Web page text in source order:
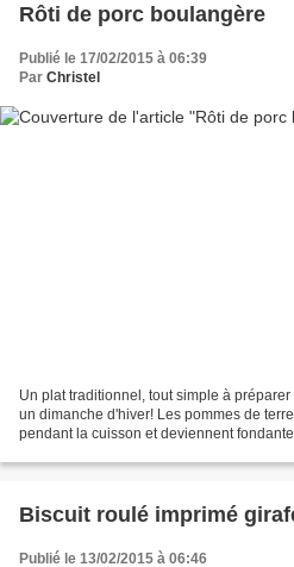
Rôti de porc boulangère
Publié le 17/02/2015 à 06:39
Par Christel
Un plat traditionnel, tout simple à
un dimanche d'hiver! Les pommes de
pendant la cuisson et deviennent
Biscuit roulé imprimé
Publié le 13/02/2015 à 06:46